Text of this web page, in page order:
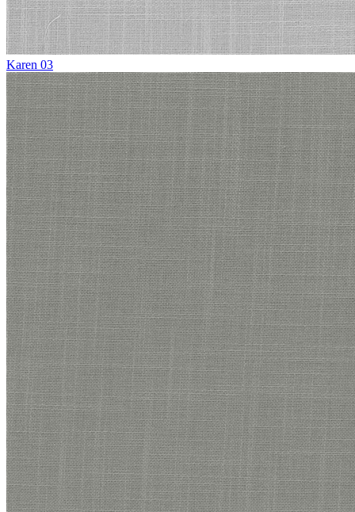
Karen 03